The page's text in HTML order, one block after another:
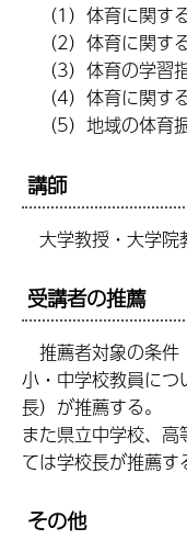
（1）体育に関す
（2）体育に関す
（3）体育の学習
（4）体育に関す
（5）地域の体育
講師
大学教授・大学院
受講者の推薦
推薦者対象の条件
小・中学校教員に
長）が推薦する。
また県立中学校、
ては学校長が推薦す
その他